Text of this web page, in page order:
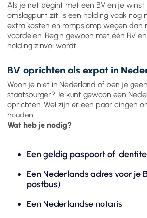
Als je net begint met een BV en je
omslagpunt zit, is een holding vaak nog
extra kosten en rompslomp wegen dan
voordelen. Begin gewoon met één BV
holding zinvol wordt.
BV oprichten als expat in
Woon je niet in Nederland of ben je
staatsburger? Je kunt gewoon een
oprichten. Wel zijn er een paar dingen
houden.
Wat heb je nodig?
Een geldig paspoort of
Een Nederlands adres voor je
postbus)
Een Nederlandse notaris